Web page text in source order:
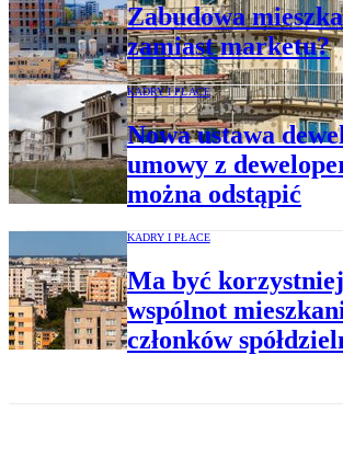
Zabudowa
zamiast marketu?
KADRY I PŁACE
Nowa ustawa
umowy z
można odstąpić
KADRY I PŁACE
Ma być
wspólnot
członków